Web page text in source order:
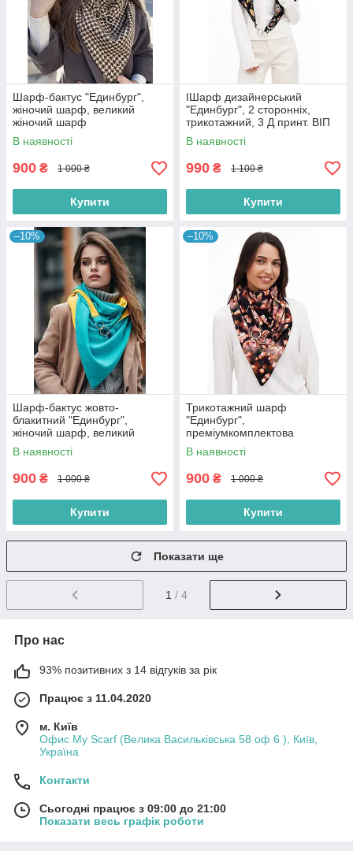
Шарф-бактус "Единбург",
жіночий шарф, великий
жіночий шарф
В наявності
900 ₴ 1 000 ₴
Купити
IШарф дизайнерський
"Единбург", 2 сторонніх,
трикотажний, 3 Д принт. ВІП
колекція "Червоні осені"
В наявності
990 ₴ 1 100 ₴
Купити
–10%
Шарф-бактус жовто-
блакитний "Единбург",
жіночий шарф, великий
жіночий шарф
В наявності
900 ₴ 1 000 ₴
Купити
–10%
Трикотажний шарф
"Единбург",
преміумкомплектова
колекція, 2 х сторін, 3Д-принт,
"Кольорове цвітіння сакури"
В наявності
900 ₴ 1 000 ₴
Купити
Показати ще
1 / 4
Про нас
93% позитивних з 14 відгуків за рік
Працює з 11.04.2020
м. Київ
Офис My Scarf (Велика Васильківська 58 оф 6 ), Київ,
Україна
Контакти
Сьогодні працює з 09:00 до 21:00
Показати весь графік роботи